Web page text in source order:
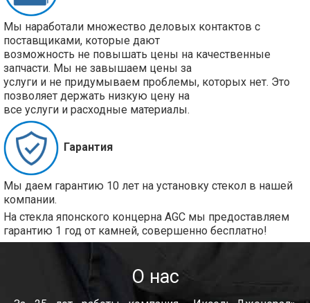
Мы наработали множество деловых контактов с
поставщиками, которые дают
возможность не повышать цены на качественные
запчасти. Мы не завышаем цены за
услуги и не придумываем проблемы, которых нет. Это
позволяет держать низкую цену на
все услуги и расходные материалы.
Гарантия
Мы даем гарантию 10 лет на установку стекол в нашей
компании.
На стекла японского концерна AGC мы предоставляем
гарантию 1 год от камней, совершенно бесплатно!
О нас